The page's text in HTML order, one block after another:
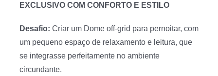
EXCLUSIVO COM CONFORTO E ESTILO
Desafio: Criar um Dome off-grid para pernoitar, com
um pequeno espaço de relaxamento e leitura, que
se integrasse perfeitamente no ambiente
circundante.